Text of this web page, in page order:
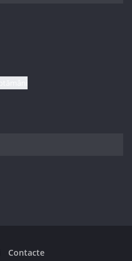
Contacte